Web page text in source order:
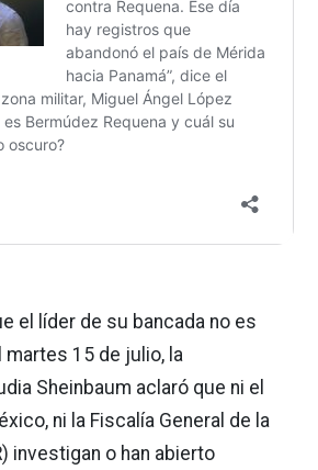
el líder de su bancada no es
martes 15 de julio, la
Sheinbaum aclaró que ni el
ni la Fiscalía General de la
investigan o han abierto